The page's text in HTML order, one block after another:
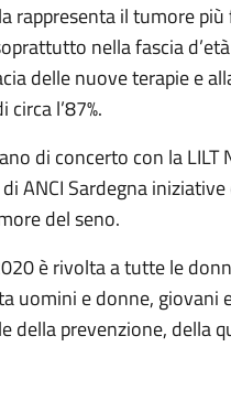
rappresenta il tumore
nella fascia
delle nuove terapie e
l’87%.
di concerto con la LILT
ANCI Sardegna
del seno.
è rivolta a tutte le
uomini e donne, giovani
prevenzione, della